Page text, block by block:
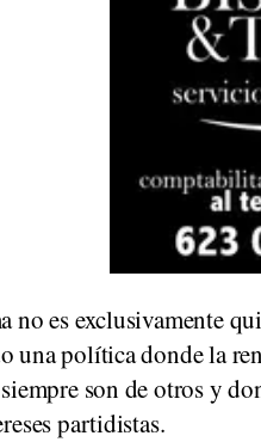
no es exclusivamente
una política donde la
son de otros y
partidistas.